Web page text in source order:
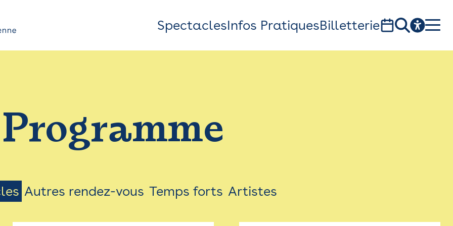
Top
Bar
Menu
SpectaclesInfos PratiquesBilletterie
1, av. du Chateau d'eau - 31300 Toulouse
Programme
Autres rendez-vous Temps forts Artistes